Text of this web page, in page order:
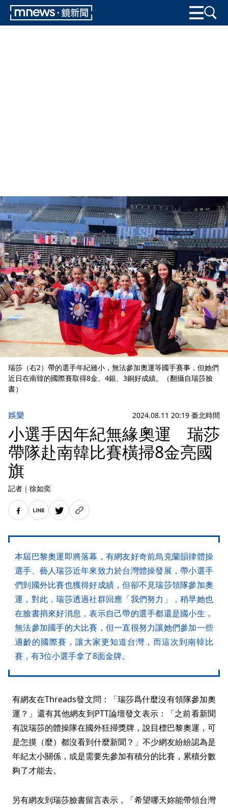
瑞莎（右2）帶的選手年紀雖小，無法參加奧運等國手賽事，但她們
近日在南韓的國際賽取得8金、4銀、3銅好成績。（翻攝自瑞莎臉
書）
娛樂 2024.08.11 20:19 臺北時間
小選手因年紀無緣奧運 瑞莎
帶隊赴南韓比賽橫掃8金亮國
旗
記者 ｜ 徐如奕
本屆巴黎奧運即將落幕，有網友好奇前烏克蘭韻律體操
選手、藝人瑞莎近年來致力於台灣體操發展，帶小選手
們到國外比賽也獲得好成績，但卻不見瑞莎領隊參加奧
運，對此，瑞莎透過社群回應「我們努力」，稍早她也
在臉書捎來好消息，表示自己帶的選手都還是國小生，
無法參加國手的大比賽，但一直很努力讓她們參加一些
適齡的國際賽，讓大家更知道台灣，而這次到南韓比
賽，有3位小選手拿了8面金牌。
有網友在Threads發文問：「瑞莎爲什麼沒有領隊參加奧
運？」還有其他網友到PTT論壇發文表示：「之前看新聞
有說瑞莎的體操隊在國外狂掃獎牌，說目標巴黎奧運，可
是怎摸（麼）都沒看到什麼新聞？」不少網友紛紛認為是
年紀太小關係，或是需要先參加有積分的比賽，累積分數
夠了才能去。
另有網友到瑞莎臉書留言表示，「希望哪天妳能帶領台灣